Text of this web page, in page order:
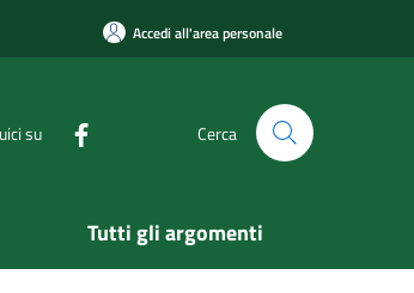
Accedi all'area personale
su Cerca
Tutti gli argomenti